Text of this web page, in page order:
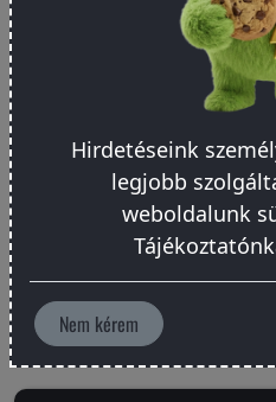
napelemmel működik. A
segítségével hatékonyan
területről. Akár 30 méter
nyújtani, így egyetlen
lefedhető. Ha olyan helyen
veszélye, javasolt
vakondokat a kertedtől ezzel
megoldással!
Tudj
Hirdetéseink
legjobb
weboldalunk
Nem kérem